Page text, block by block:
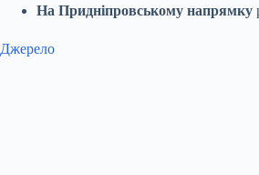
На Придніпровському напрямку
Джерело